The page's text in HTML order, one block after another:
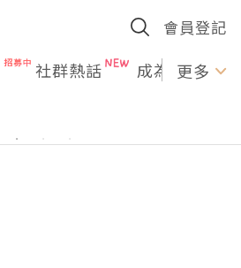
會員登記
社群熱話 成為U更多